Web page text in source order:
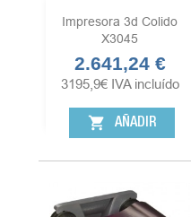
Impresora 3d Colido
X3045
Precio
2.641,24 €
3195,9€ IVA incluído
shopping_cart AÑADIR